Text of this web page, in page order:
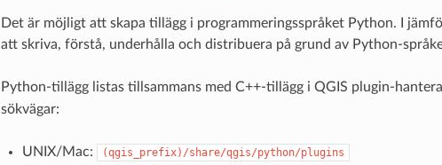
Det är möjligt att skapa tillägg i programmeringsspråket Python. I
att skriva, förstå, underhålla och distribuera på grund av Python-
Python-tillägg listas tillsammans med C++-tillägg i QGIS plugin-
sökvägar:
UNIX/Mac: (qgis_prefix)/share/qgis/python/plugins